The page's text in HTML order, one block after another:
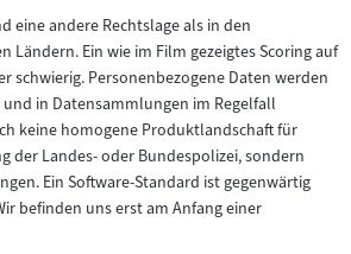
eine andere Rechtslage als in den
Ländern. Ein wie im Film gezeigtes Scoring auf
schwierig. Personenbezogene Daten werden
in Datensammlungen im Regelfall
keine homogene Produktlandschaft für
der Landes- oder Bundespolizei, sondern
Ein Software-Standard ist gegenwärtig
befinden uns erst am Anfang einer